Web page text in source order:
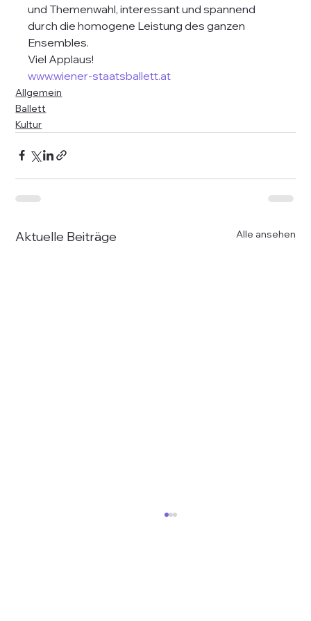
und Themenwahl, interessant und spannend
durch die homogene Leistung des ganzen
Ensembles.
Viel Applaus!
www.wiener-staatsballett.at
Allgemein
Ballett
Kultur
Aktuelle Beiträge Alle ansehen